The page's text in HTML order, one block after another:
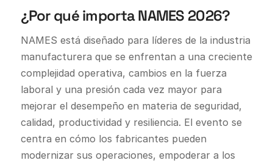
¿Por qué importa NAMES 2026?
NAMES está diseñado para líderes de la industria
manufacturera que se enfrentan a una creciente
complejidad operativa, cambios en la fuerza
laboral y una presión cada vez mayor para
mejorar el desempeño en materia de seguridad,
calidad, productividad y resiliencia. El evento se
centra en cómo los fabricantes pueden
modernizar sus operaciones, empoderar a los